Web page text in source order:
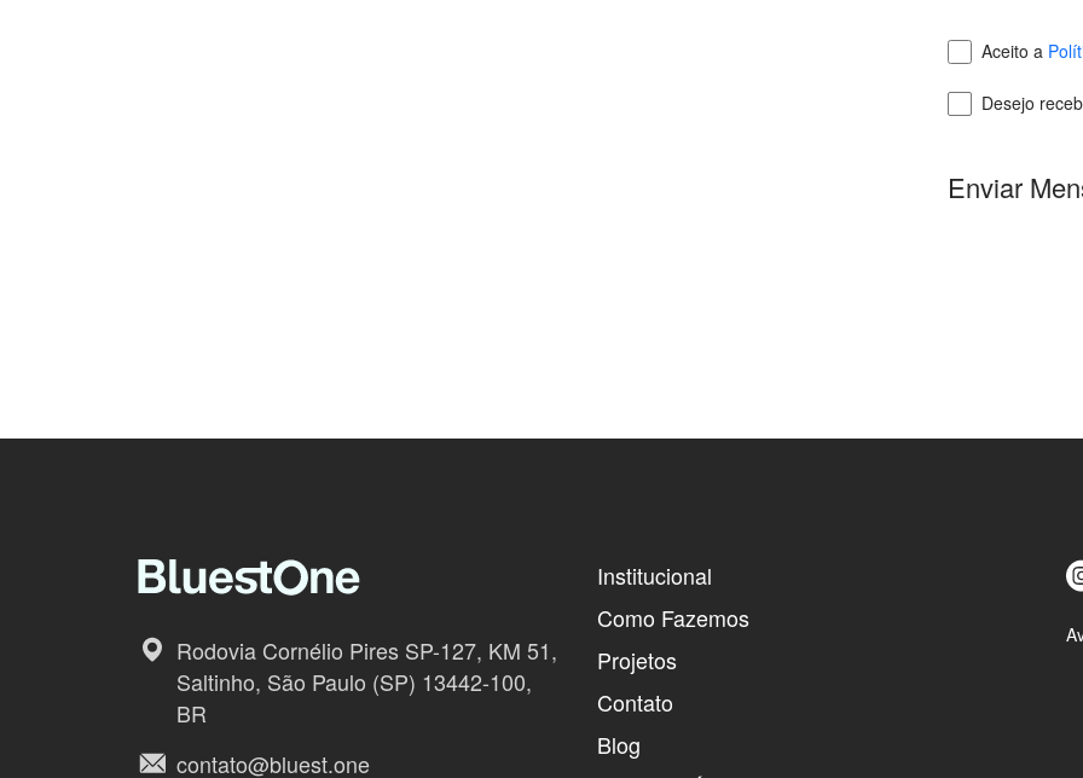
Aceito a
Desejo
Enviar
Rodovia Cornélio Pires SP-127, KM 51,
Saltinho, São Paulo (SP) 13442-100,
BR
contato@bluest.one
Institucional
Como Fazemos
Projetos
Contato
Blog